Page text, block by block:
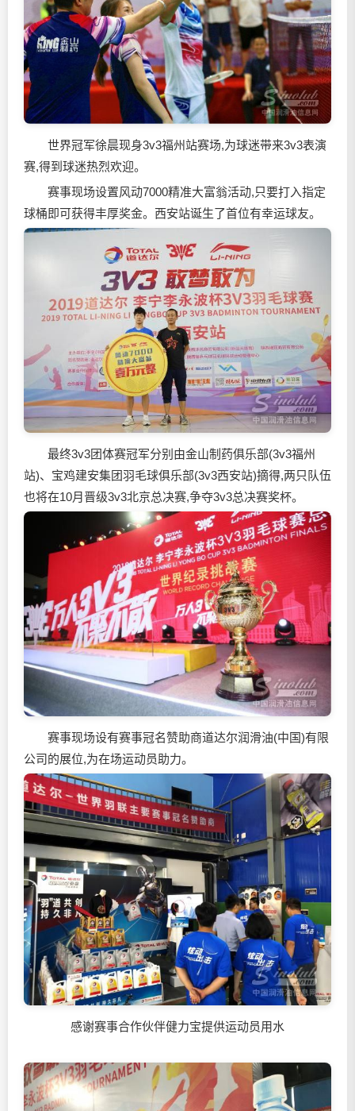
世界冠军徐晨现身3v3福州站赛场,为球迷带来3v3表演
赛,得到球迷热烈欢迎。
赛事现场设置风动7000精准大富翁活动,只要打入指定
球桶即可获得丰厚奖金。西安站诞生了首位有幸运球友。
最终3v3团体赛冠军分别由金山制药俱乐部(3v3福州
站)、宝鸡建安集团羽毛球俱乐部(3v3西安站)摘得,两只队伍
也将在10月晋级3v3北京总决赛,争夺3v3总决赛奖杯。
赛事现场设有赛事冠名赞助商道达尔润滑油(中国)有限
公司的展位,为在场运动员助力。
感谢赛事合作伙伴健力宝提供运动员用水